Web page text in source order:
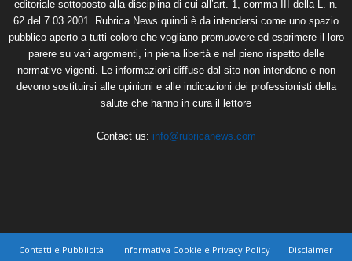
editoriale sottoposto alla disciplina di cui all’art. 1, comma III della L. n.
62 del 7.03.2001. Rubrica News quindi è da intendersi come uno spazio
pubblico aperto a tutti coloro che vogliano promuovere ed esprimere il loro
parere su vari argomenti, in piena libertà e nel pieno rispetto delle
normative vigenti. Le informazioni diffuse dal sito non intendono e non
devono sostituirsi alle opinioni e alle indicazioni dei professionisti della
salute che hanno in cura il lettore
Contact us: info@rubricanews.com
Contatti e Pubblicità Informativa Cookie e Privacy Policy Disclaimer